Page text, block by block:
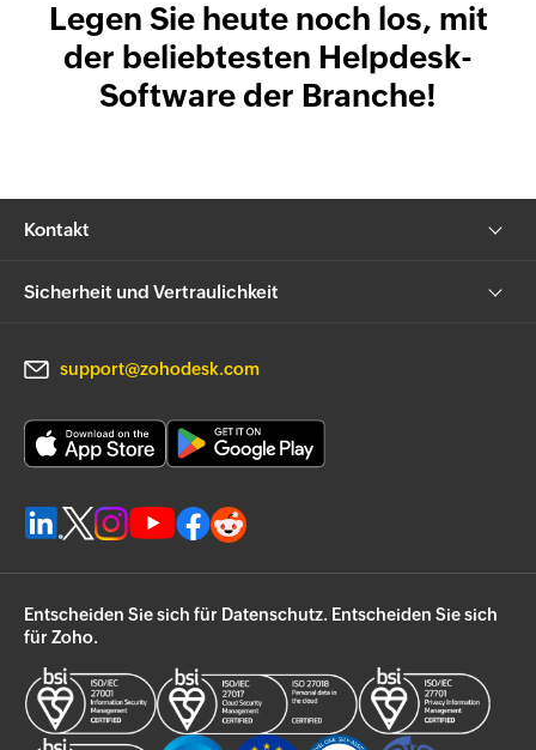
Legen Sie heute noch los, mit
der beliebtesten Helpdesk-
Software der Branche!
Kontakt
Sicherheit und Vertraulichkeit
support@zohodesk.com
Entscheiden Sie sich für Datenschutz. Entscheiden Sie sich
für Zoho.